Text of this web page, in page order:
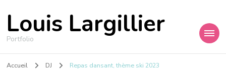
Louis Largillier
Portfolio
Accueil DJ Repas dansant, thème ski 2023